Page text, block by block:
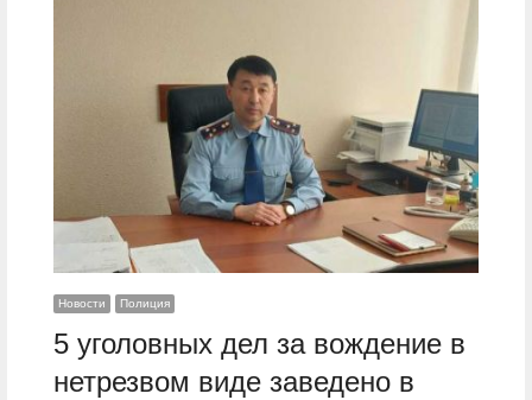
Новости Полиция
5 уголовных дел за вождение в
нетрезвом виде заведено в